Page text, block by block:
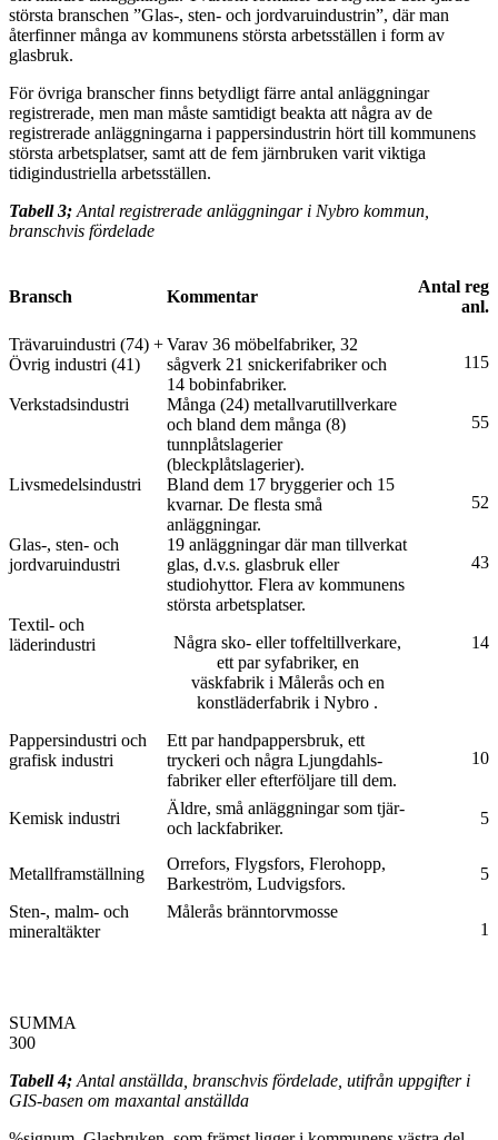
största branschen ”Glas-, sten- och jordvaruindustrin”, där man
återfinner många av kommunens största arbetsställen i form av
glasbruk.
För övriga branscher finns betydligt färre antal anläggningar
registrerade, men man måste samtidigt beakta att några av de
registrerade anläggningarna i pappersindustrin hört till kommunens
största arbetsplatser, samt att de fem järnbruken varit viktiga
tidigindustriella arbetsställen.
Tabell 3;Antal registrerade anläggningar i Nybro kommun,
branschvis fördelade
Bransch Kommentar
Antal reg
anl.
Trävaruindustri (74) +
Övrig industri (41)
Varav 36 möbelfabriker, 32
sågverk 21 snickerifabriker och
14 bobinfabriker.
115
Verkstadsindustri
Många (24) metallvarutillverkare
och bland dem många (8)
tunnplåtslagerier
(bleckplåtslagerier).
55
Livsmedelsindustri
Bland dem 17 bryggerier och 15
kvarnar. De flesta små
anläggningar.
52
Glas-, sten- och
jordvaruindustri
19 anläggningar där man tillverkat
glas, d.v.s. glasbruk eller
studiohyttor. Flera av kommunens
största arbetsplatser.
43
Textil- och
läderindustri
Några sko- eller toffeltillverkare,
ett par syfabriker, en
väskfabrik i Målerås och en
konstläderfabrik i Nybro .
14
Pappersindustri och
grafisk industri
Ett par handpappersbruk, ett
tryckeri och några Ljungdahls-
fabriker eller efterföljare till dem.
10
Kemisk industri
Äldre, små anläggningar som tjär-
och lackfabriker.
5
Metallframställning
Orrefors, Flygsfors, Flerohopp,
Barkeström, Ludvigsfors.
5
Sten-, malm- och
mineraltäkter
Målerås bränntorvmosse
1
300
Tabell 4;Antal anställda, branschvis fördelade, utifrån uppgifter i
GIS-basen om maxantal anställda